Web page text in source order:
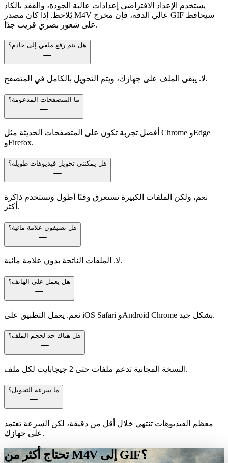
يستخدم الإعداد الافتراضي إعدادات عالية الجودة، والفقد بالكاد
يُلاحظ. إذا كان مصدر M4V عالي الدقة، فإن مخرج GIF سيحافظ
على شعور بصري قريب جدًا.
هل يتم رفع ملفي إلى خادم؟
لا. يبقى الملف على جهازك، ويتم التحويل بالكامل في المتصفح.
ما المتصفحات المدعومة؟
أفضل تجربة تكون على المتصفحات الحديثة مثل Chrome وEdge
وFirefox.
هل يمكنني تحويل فيديوهات طويلة؟
نعم، ولكن الملفات الكبيرة تستغرق وقتًا أطول وتستخدم ذاكرة
أكثر.
هل تضيفون علامة مائية؟
لا. الملفات الناتجة بدون علامة مائية.
هل يعمل على الهاتف؟
نعم. يعمل التطبيق على iOS Safari وAndroid Chrome بشكل جيد.
هل هناك حد لحجم الملف؟
النسخة المجانية تدعم ملفات حتى 2 جيجابايت لكل ملف.
ما سرعة التحويل؟
معظم الفيديوهات تنتهي خلال أقل من دقيقة، لكن السرعة تعتمد
على جهازك.
تحتاج أكثر من M4V إلى GIF؟